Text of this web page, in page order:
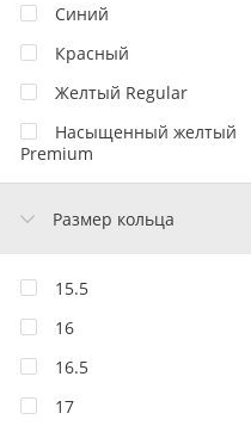
Синий
Красный
Желтый Regular
Насыщенный желтый
Premium
Размер кольца
15.5
16
16.5
17